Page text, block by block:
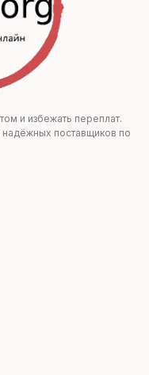
и избежать переплат.
поставщиков по